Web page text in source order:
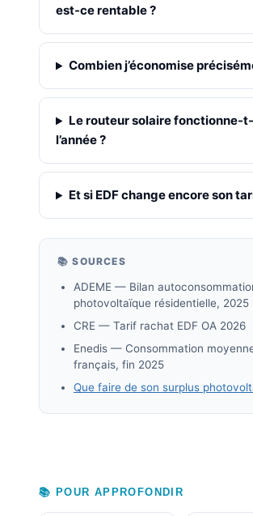
est-ce rentable ?
Combien j’économise
Le routeur solaire fonctionne-
l’année ?
Et si EDF change encore son
📚 SOURCES
ADEME — Bilan
photovoltaïque résidentielle, 2025
CRE — Tarif rachat EDF OA 2026
Enedis — Consommation
français, fin 2025
Que faire de son surplus
📚 POUR APPROFONDIR